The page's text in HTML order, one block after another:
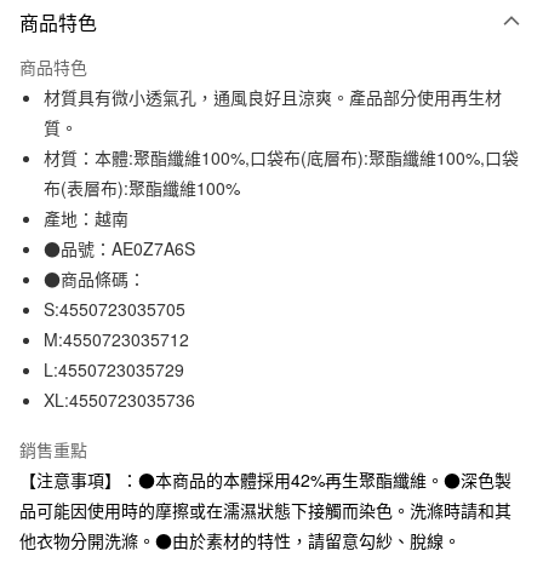
信用卡一次付款
信用卡分期付款
3 期 0 利率 每期
合作金庫商業銀行
第一商業銀行
華南商業銀行
上海商業儲蓄銀行
臺灣中小企業銀行
匯豐（台灣）商業銀行
聯邦商業銀行
元大商業銀行
玉山商業銀行
台灣樂天信用卡公司
超商取貨付款
LINE Pay
Apple Pay
街口支付
悠遊付
運送方式
全家取貨付款
每筆NT$65，滿NT$1,000(含以上)免運費
付款後全家取貨
每筆NT$65，滿NT$1,000(含以上)免運費
商品特色
商品特色
材質具有微小透氣孔，通風良好且涼爽。產品部分使用再生材
質。
材質：本體:聚酯纖維100%,口袋布(底層布):聚酯纖維100%,口袋
布(表層布):聚酯纖維100%
產地：越南
●品號：AE0Z7A6S
●商品條碼：
S:4550723035705
M:4550723035712
L:4550723035729
XL:4550723035736
銷售重點
【注意事項】：●本商品的本體採用42%再生聚酯纖維。●深色製
品可能因使用時的摩擦或在濡濕狀態下接觸而染色。洗滌時請和其
他衣物分開洗滌。●由於素材的特性，請留意勾紗、脫線。